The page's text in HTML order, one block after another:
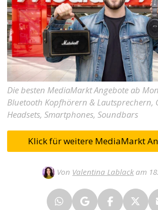
Die besten MediaMarkt Angebote ab
Bluetooth Kopfhörern & Lautsprechern,
Headsets, Smartphones, Soundbars
Klick für weitere MediaMarkt
Von Valentina Lablack am